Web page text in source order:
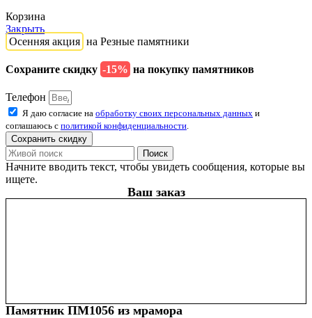
Корзина
Закрыть
Осенняя акция на Резные памятники
Сохраните скидку -15% на покупку памятников
Телефон
Я даю согласие на обработку своих персональных данных и
соглашаюсь с политикой конфиденциальности
Сохранить скидку
Поиск
Начните вводить текст, чтобы увидеть сообщения, которые вы
ищете.
Ваш заказ
Памятник ПМ1056 из мрамора